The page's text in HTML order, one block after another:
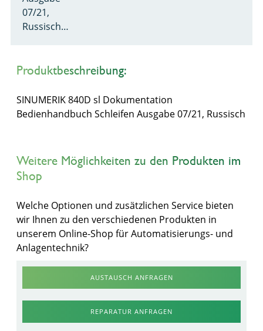
07/21,
Russisch…
Produktbeschreibung:
SINUMERIK 840D sl Dokumentation
Bedienhandbuch Schleifen Ausgabe 07/21, Russisch
Weitere Möglichkeiten zu den Produkten im
Shop
Welche Optionen und zusätzlichen Service bieten
wir Ihnen zu den verschiedenen Produkten in
unserem Online-Shop für Automatisierungs- und
Anlagentechnik?
AUSTAUSCH ANFRAGEN
REPARATUR ANFRAGEN